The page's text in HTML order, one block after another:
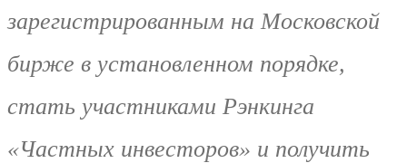
зарегистрированным на Московской
бирже в установленном порядке,
стать участниками Рэнкинга
«Частных инвесторов» и получить